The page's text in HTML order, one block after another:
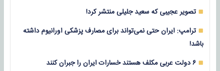
تصویر عجیبی که سعید جلیلی منتشر کرد!
ترامپ: ایران حتی نمی‌تواند برای مصارف پزشکی اورانیوم داشته
باشد!
۶ دولت عربی مکلف هستند خسارات ایران را جبران کنند